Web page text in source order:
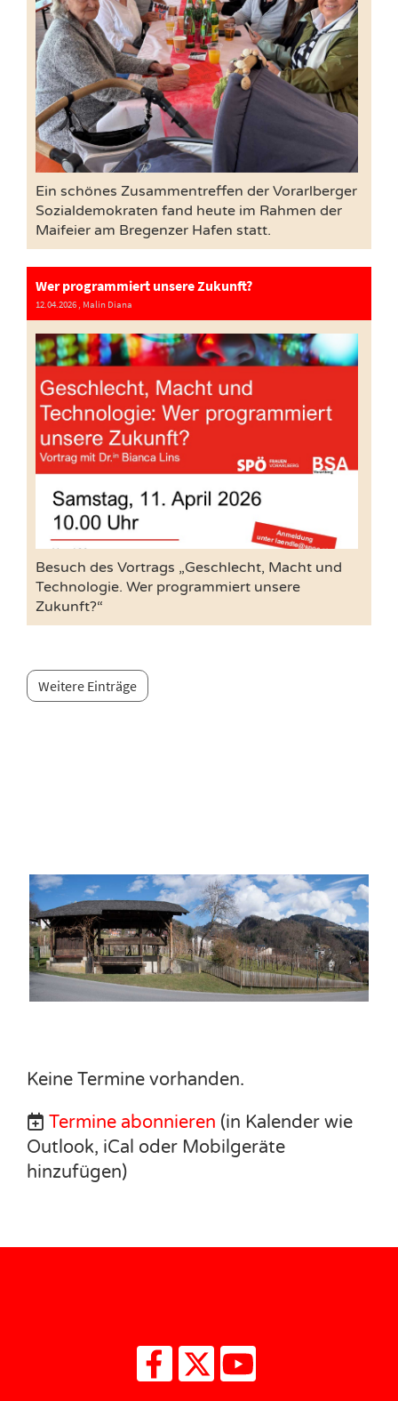
Ein schönes Zusammentreffen der Vorarlberger
Sozialdemokraten fand heute im Rahmen der
Maifeier am Bregenzer Hafen statt.
Wer programmiert unsere Zukunft?
12.04.2026 , Malin Diana
Besuch des Vortrags „Geschlecht, Macht und
Technologie. Wer programmiert unsere
Zukunft?“
Weitere Einträge
Keine Termine vorhanden.
Termine abonnieren (in Kalender wie
Outlook, iCal oder Mobilgeräte
hinzufügen)